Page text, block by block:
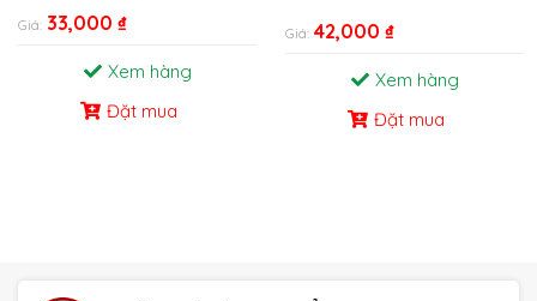
Giá: 33,000 ₫
Xem hàng
Đặt mua
Giá: 42,000 ₫
Xem hàng
Đặt mua